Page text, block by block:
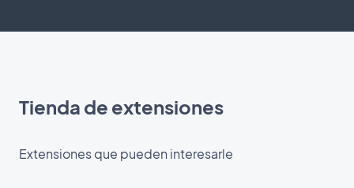
Tienda de extensiones
Extensiones que pueden interesarle